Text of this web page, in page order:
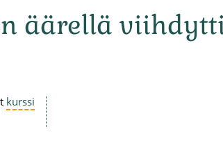
äärellä
kurssi